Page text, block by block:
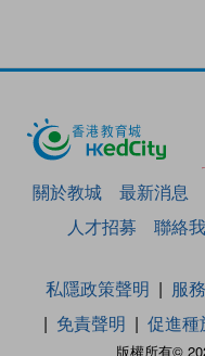
關於教城 最新消息
人才招募
聯絡
版權所有©
私隱政策聲明 服
免責聲明
促進種